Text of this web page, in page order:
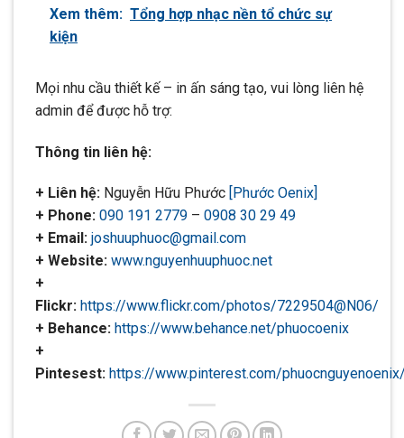
Xem thêm: Tổng hợp nhạc nền tổ chức sự
kiện
Mọi nhu cầu thiết kế – in ấn sáng tạo, vui lòng liên hệ
admin để được hỗ trợ:
Thông tin liên hệ:
+ Liên hệ: Nguyễn Hữu Phước [Phước Oenix]
+ Phone: 090 191 2779 – 0908 30 29 49
+ Email: joshuuphuoc@gmail.com
+ Website: www.nguyenhuuphuoc.net
+
Flickr: https://www.flickr.com/photos/7229504@N06/
+ Behance: https://www.behance.net/phuocoenix
+
Pintesest: https://www.pinterest.com/